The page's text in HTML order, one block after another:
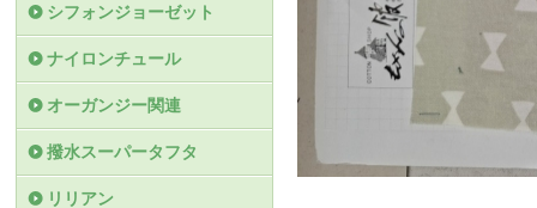
シフォンジョーゼット
ナイロンチュール
オーガンジー関連
撥水スーパータフタ
リリアン